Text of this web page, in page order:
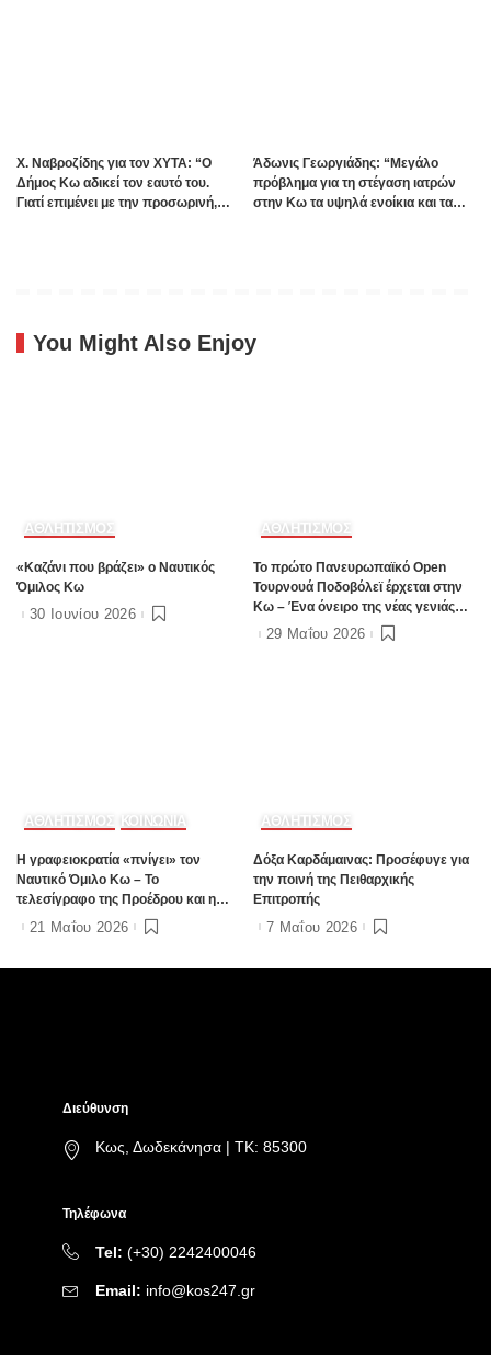
Χ. Ναβροζίδης για τον ΧΥΤΑ: “Ο
Δήμος Κω αδικεί τον εαυτό του.
Γιατί επιμένει με την προσωρινή,
Άδωνις Γεωργιάδης: “Μεγάλο
πρόβλημα για τη στέγαση ιατρών
στην Κω τα υψηλά ενοίκια και τα
You Might Also Enjoy
ΑΘΛΗΤΙΣΜΟΣ
«Καζάνι που βράζει» ο Ναυτικός
Όμιλος Κω
30 Ιουνίου 2026
ΑΘΛΗΤΙΣΜΟΣ
Το πρώτο Πανευρωπαϊκό Open
Τουρνουά Ποδοβόλεϊ έρχεται στην
Κω – Ένα όνειρο της νέας γενιάς
που γίνεται πραγματικότητα
29 Μαΐου 2026
ΑΘΛΗΤΙΣΜΟΣ ΚΟΙΝΩΝΙΑ
Η γραφειοκρατία «πνίγει» τον
Ναυτικό Όμιλο Κω – Το
τελεσίγραφο της Προέδρου και η
«μουδιασμένη» επιστολή του
21 Μαΐου 2026
ΑΘΛΗΤΙΣΜΟΣ
Δόξα Καρδάμαινας: Προσέφυγε για
την ποινή της Πειθαρχικής
Επιτροπής
7 Μαΐου 2026
Διεύθυνση
Κως, Δωδεκάνησα | ΤΚ: 85300
Τηλέφωνα
Tel: (+30) 2242400046
Email: info@kos247.gr